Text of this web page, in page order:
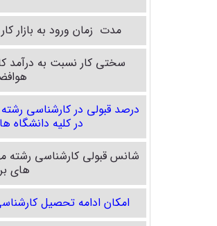
مدت زمان ورود به بازار
سختی کار نسبت به درآمد
درصد قبولی در کارشناسی
در کلیه دانشگاه
شانس قبولی کارشناسی رشته
های
امکان ادامه تحصیل